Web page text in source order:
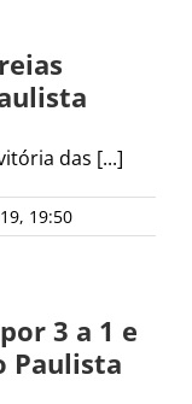
das [...]
19:50
3 a 1 e
Paulista